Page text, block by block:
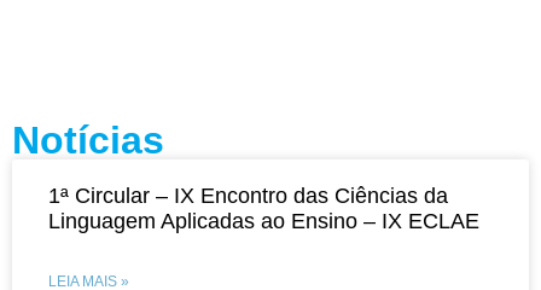
Notícias
1ª Circular – IX Encontro das Ciências da
Linguagem Aplicadas ao Ensino – IX ECLAE
LEIA MAIS »